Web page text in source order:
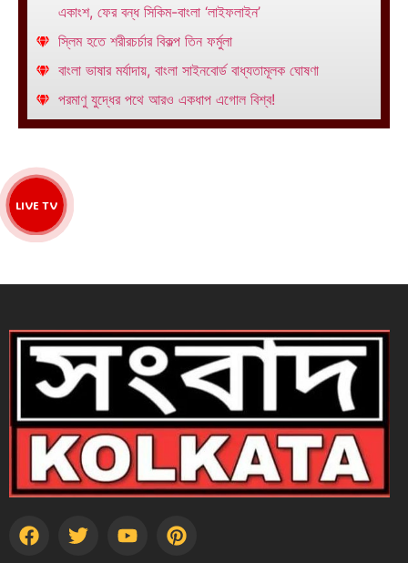
একাংশ, ফের বন্ধ সিকিম-বাংলা ‘লাইফলাইন’
স্লিম হতে শরীরচর্চার বিকল্প তিন ফর্মুলা
বাংলা ভাষার মর্যাদায়, বাংলা সাইনবোর্ড বাধ্যতামূলক ঘোষণা
পরমাণু যুদ্ধের পথে আরও একধাপ এগোল বিশ্ব!
LIVE TV